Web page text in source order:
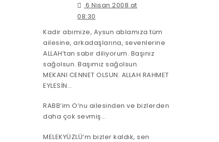
6 Nisan 2008 at
08:30
Kadir abimize, Aysun ablamıza tüm
ailesine, arkadaşlarına, sevenlerine
ALLAH’tan sabır diliyorum. Başınız
sağolsun. Başımız sağolsun.
MEKANI CENNET OLSUN. ALLAH RAHMET
EYLESİN…
RABB’im O’nu ailesinden ve bizlerden
daha çok sevmiş…
MELEKYÜZLÜ’m bizler kaldık, sen